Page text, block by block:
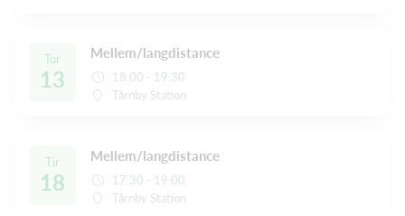
Tor
13
Mellem/langdistance
18:00 - 19:30
Tårnby Station
Tir
18
Mellem/langdistance
17:30 - 19:00
Tårnby Station